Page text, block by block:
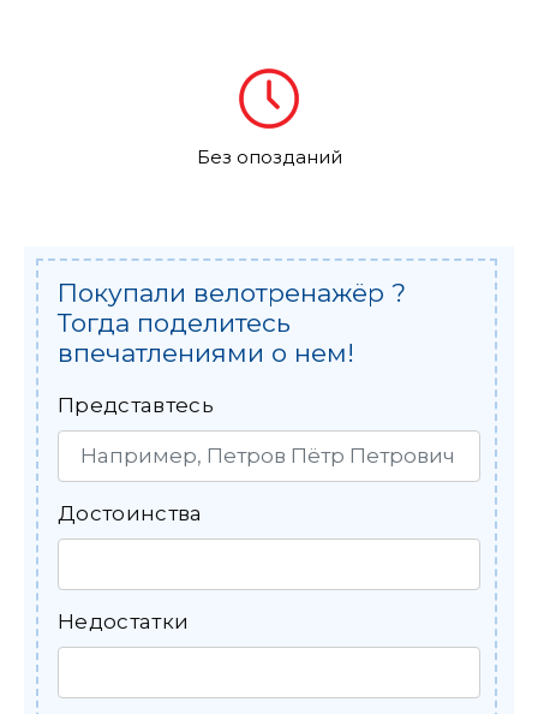
Без опозданий
Покупали велотренажёр ?
Тогда поделитесь
впечатлениями о нем!
Представтесь
Достоинства
Недостатки